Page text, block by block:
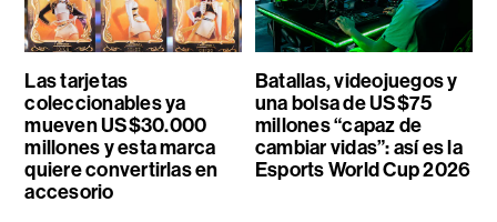
Las tarjetas
coleccionables ya
mueven US$30.000
millones y esta marca
quiere convertirlas en
accesorio
Batallas, videojuegos y
una bolsa de US$75
millones “capaz de
cambiar vidas”: así es la
Esports World Cup 2026